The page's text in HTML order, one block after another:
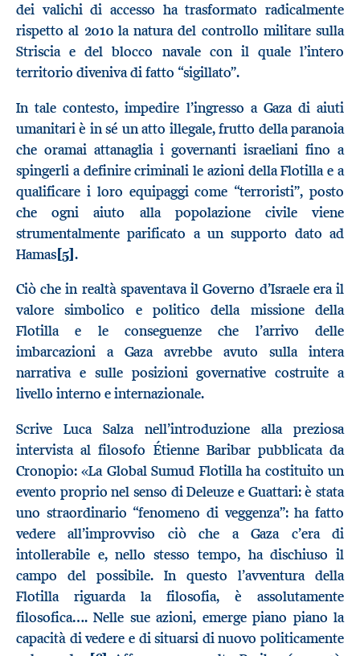
dei valichi di accesso ha trasformato radicalmente
rispetto al 2010 la natura del controllo militare sulla
Striscia e del blocco navale con il quale l’intero
territorio diveniva di fatto “sigillato”.
In tale contesto, impedire l’ingresso a Gaza di aiuti
umanitari è in sé un atto illegale, frutto della paranoia
che oramai attanaglia i governanti israeliani fino a
spingerli a definire criminali le azioni della Flotilla e a
qualificare i loro equipaggi come “terroristi”, posto
che ogni aiuto alla popolazione civile viene
strumentalmente parificato a un supporto dato ad
Hamas[5].
Ciò che in realtà spaventava il Governo d’Israele era il
valore simbolico e politico della missione della
Flotilla e le conseguenze che l’arrivo delle
imbarcazioni a Gaza avrebbe avuto sulla intera
narrativa e sulle posizioni governative costruite a
livello interno e internazionale.
Scrive Luca Salza nell’introduzione alla preziosa
intervista al filosofo Étienne Baribar pubblicata da
Cronopio: «La Global Sumud Flotilla ha costituito un
evento proprio nel senso di Deleuze e Guattari: è stata
uno straordinario “fenomeno di veggenza”: ha fatto
vedere all’improvviso ciò che a Gaza c’era di
intollerabile e, nello stesso tempo, ha dischiuso il
campo del possibile. In questo l’avventura della
Flotilla riguarda la filosofia, è assolutamente
filosofica…. Nelle sue azioni, emerge piano piano la
capacità di vedere e di situarsi di nuovo politicamente